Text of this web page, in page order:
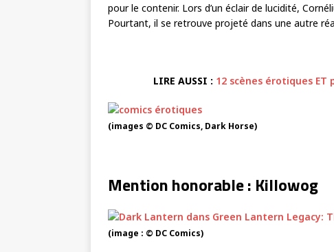
pour le contenir. Lors d’un éclair de lucidité,
Pourtant, il se retrouve projeté dans une autre
LIRE AUSSI : 12 scènes érotiques
(images © DC Comics, Dark Horse)
Mention honorable : Killowog
(image : © DC Comics)